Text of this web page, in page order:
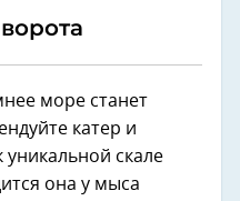
море станет
катер и
уникальной скале
она у мыса